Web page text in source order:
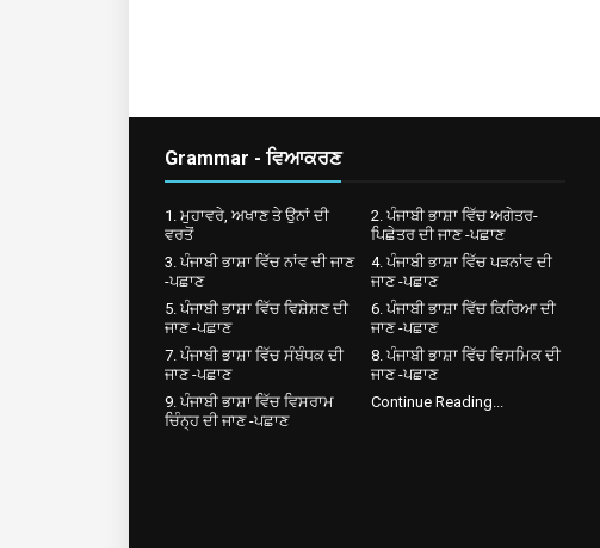
Grammar - ਵਿਆਕਰਣ
1. ਮੁਹਾਵਰੇ, ਅਖਾਣ ਤੇ ਉਨਾਂ ਦੀ
ਵਰਤੋਂ
2. ਪੰਜਾਬੀ ਭਾਸ਼ਾ ਵਿੱਚ ਅਗੇਤਰ-
ਪਿਛੇਤਰ ਦੀ ਜਾਣ -ਪਛਾਣ
3. ਪੰਜਾਬੀ ਭਾਸ਼ਾ ਵਿੱਚ ਨਾਂਵ ਦੀ ਜਾਣ
-ਪਛਾਣ
4. ਪੰਜਾਬੀ ਭਾਸ਼ਾ ਵਿੱਚ ਪੜਨਾਂਵ ਦੀ
ਜਾਣ -ਪਛਾਣ
5. ਪੰਜਾਬੀ ਭਾਸ਼ਾ ਵਿੱਚ ਵਿਸ਼ੇਸ਼ਣ ਦੀ
ਜਾਣ -ਪਛਾਣ
6. ਪੰਜਾਬੀ ਭਾਸ਼ਾ ਵਿੱਚ ਕਿਰਿਆ ਦੀ
ਜਾਣ -ਪਛਾਣ
7. ਪੰਜਾਬੀ ਭਾਸ਼ਾ ਵਿੱਚ ਸੰਬੰਧਕ ਦੀ
ਜਾਣ -ਪਛਾਣ
8. ਪੰਜਾਬੀ ਭਾਸ਼ਾ ਵਿੱਚ ਵਿਸਮਿਕ ਦੀ
ਜਾਣ -ਪਛਾਣ
9. ਪੰਜਾਬੀ ਭਾਸ਼ਾ ਵਿੱਚ ਵਿਸਰਾਮ
ਚਿੰਨ੍ਹ ਦੀ ਜਾਣ -ਪਛਾਣ
Continue Reading...